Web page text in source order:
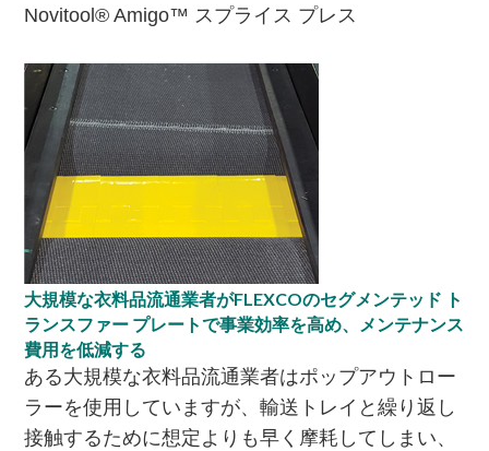
Novitool® Amigo™ スプライス プレス
大規模な衣料品流通業者がFLEXCOのセグメンテッド ト
ランスファー プレートで事業効率を高め、メンテナンス
費用を低減する
ある大規模な衣料品流通業者はポップアウトロー
ラーを使用していますが、輸送トレイと繰り返し
接触するために想定よりも早く摩耗してしまい、